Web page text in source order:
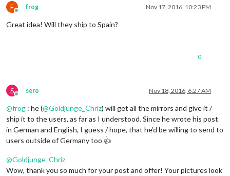
F
Offline
frog Nov 17, 2016, 10:23 PM
Great idea! Will they ship to Spain?
0
S
Offline
sero Nov 18, 2016, 6:27 AM
@frog : he (@Goldjunge_Chriz) will get all the mirrors and give it /
ship it to the users, as far as I understood. Since he wrote his post
in German and English, I guess / hope, that he’d be willing to send to
users outside of Germany too 👍
@Goldjunge_Chriz
Wow, thank you so much for your post and offer! Your pictures look